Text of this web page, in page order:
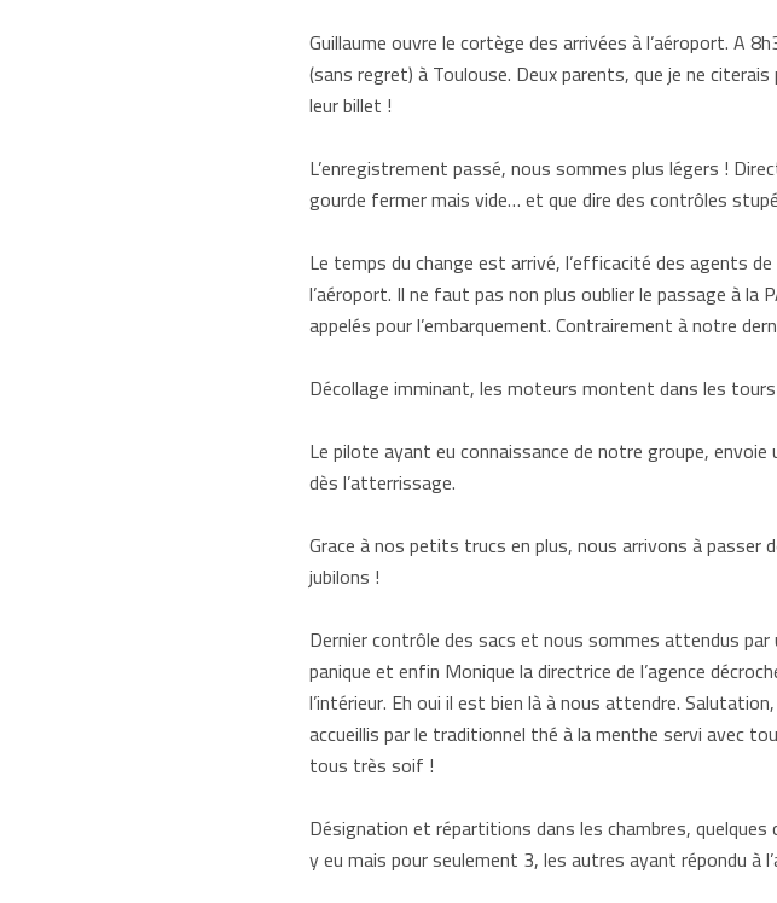
Guillaume ouvre le cortège des arrivées à l’aéroport. A
(sans regret) à Toulouse. Deux parents, que je ne
leur billet !
L’enregistrement passé, nous sommes plus légers !
gourde fermer mais vide… et que dire des contrôles
Le temps du change est arrivé, l’efficacité des agents
l’aéroport. Il ne faut pas non plus oublier le passage à
appelés pour l’embarquement. Contrairement à notre
Décollage imminant, les moteurs montent dans les
Le pilote ayant eu connaissance de notre groupe,
dès l’atterrissage.
Grace à nos petits trucs en plus, nous arrivons à
jubilons !
Dernier contrôle des sacs et nous sommes attendus
panique et enfin Monique la directrice de l’agence
l’intérieur. Eh oui il est bien là à nous attendre.
accueillis par le traditionnel thé à la menthe servi avec
tous très soif !
Désignation et répartitions dans les chambres,
y eu mais pour seulement 3, les autres ayant répondu à